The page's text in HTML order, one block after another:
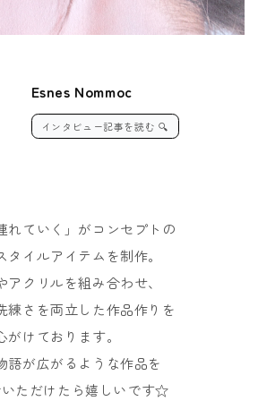
Esnes Nommoc
インタビュー記事を読む 🔍︎
れていく」がコンセプトの
タイルアイテムを制作。
アクリルを組み合わせ、
練さを両立した作品作りを
がけております。
語が広がるような作品を
ただけたら嬉しいです☆